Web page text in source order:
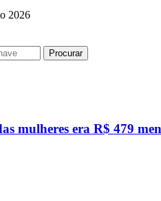
2026
Procurar
mulheres era R$ 479